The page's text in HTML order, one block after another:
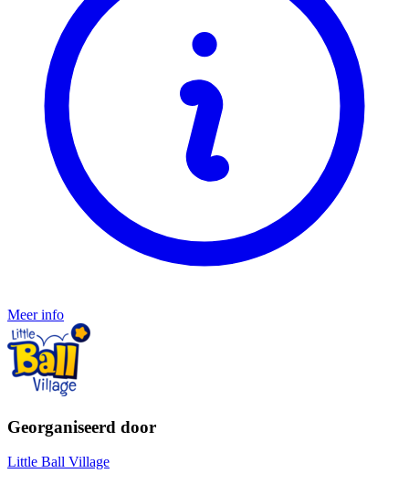
Meer info
Georganiseerd door
Little Ball Village